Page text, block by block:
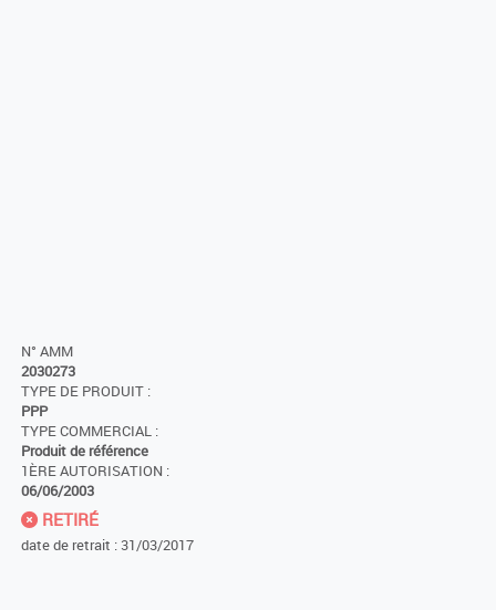
N° AMM
2030273
TYPE DE PRODUIT :
PPP
TYPE COMMERCIAL :
Produit de référence
1ÈRE AUTORISATION :
06/06/2003
RETIRÉ
date de retrait : 31/03/2017